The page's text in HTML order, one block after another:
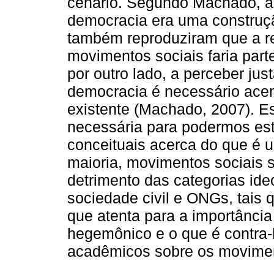
democracia era uma
também reproduziram que a
movimentos sociais faria
por outro lado, a perceber
democracia é necessário
existente (Machado, 2007).
necessária para podermos
conceituais acerca do que é
maioria, movimentos sociais
detrimento das categorias
sociedade civil e ONGs, tais
que atenta para a
hegemônico e o que é
acadêmicos sobre os